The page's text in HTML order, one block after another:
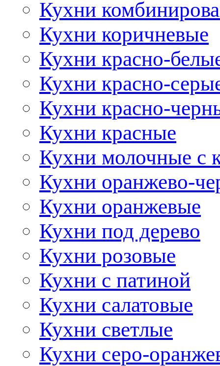
Кухни
Кухни коричневые
Кухни красно-
Кухни красно-
Кухни красно-
Кухни красные
Кухни молочные с
Кухни оранжево-
Кухни оранжевые
Кухни под дерево
Кухни розовые
Кухни с патиной
Кухни салатовые
Кухни светлые
Кухни серо-